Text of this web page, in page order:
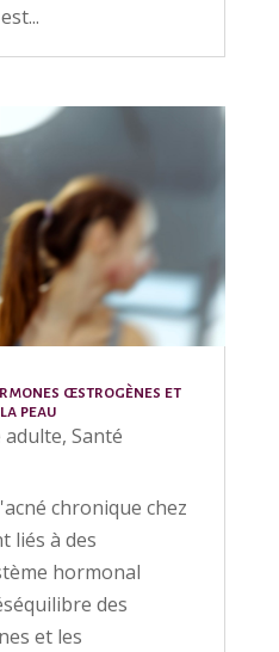
œstrogènes et
peau
adulte, Santé
chronique chez
liés à des
hormonal
des
et les